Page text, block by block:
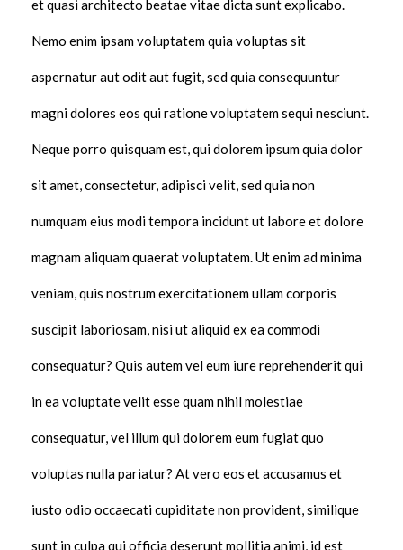
et quasi architecto beatae vitae dicta sunt explicabo.
Nemo enim ipsam voluptatem quia voluptas sit
aspernatur aut odit aut fugit, sed quia consequuntur
magni dolores eos qui ratione voluptatem sequi nesciunt.
Neque porro quisquam est, qui dolorem ipsum quia dolor
sit amet, consectetur, adipisci velit, sed quia non
numquam eius modi tempora incidunt ut labore et dolore
magnam aliquam quaerat voluptatem. Ut enim ad minima
veniam, quis nostrum exercitationem ullam corporis
suscipit laboriosam, nisi ut aliquid ex ea commodi
consequatur? Quis autem vel eum iure reprehenderit qui
in ea voluptate velit esse quam nihil molestiae
consequatur, vel illum qui dolorem eum fugiat quo
voluptas nulla pariatur? At vero eos et accusamus et
iusto odio occaecati cupiditate non provident, similique
sunt in culpa qui officia deserunt mollitia animi, id est